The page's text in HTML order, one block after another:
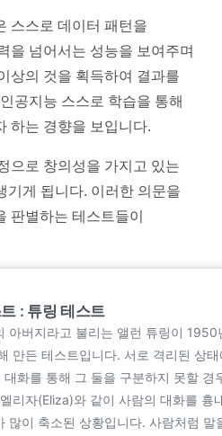
스스로 데이터 패턴을
을 넘어서는 성능을 보여주며
상의 것을 획득하여 결과를
공지능 스스로 학습을 통해
하는 경향을 보입니다.
으로 창의성을 가지고 있는
기게 됩니다. 이러한 의문을
판별하는 테스트들이
: 튜링 테스트
아버지라고 불리는 앨런 튜링이 1950
만든 테스트입니다. 서로 격리된 상
화를 통해 그 둘을 구분하지 못할 경
리자(Eliza)와 같이 사람의 대화를 흉
많이 축소된 상황입니다. 사람처럼 말